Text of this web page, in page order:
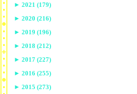
► 2021 (179)
► 2020 (216)
► 2019 (196)
► 2018 (212)
► 2017 (227)
► 2016 (255)
► 2015 (273)